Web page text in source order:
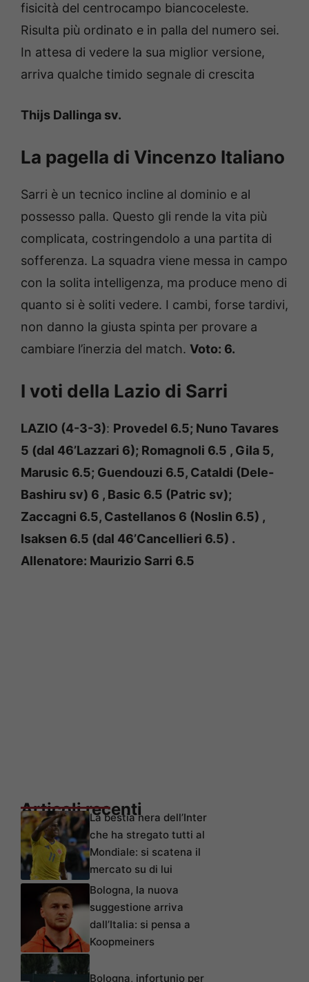
fisicità del centrocampo biancoceleste.
Risulta più ordinato e in palla del numero sei.
In attesa di vedere la sua miglior versione,
arriva qualche timido segnale di crescita
Thijs Dallinga sv.
La pagella di Vincenzo Italiano
Sarri è un tecnico incline al dominio e al
possesso palla. Questo gli rende la vita più
complicata, costringendolo a una partita di
sofferenza. La squadra viene messa in campo
con la solita intelligenza, ma produce meno di
quanto si è soliti vedere. I cambi, forse tardivi,
non danno la giusta spinta per provare a
cambiare l’inerzia del match. Voto: 6.
I voti della Lazio di Sarri
LAZIO (4-3-3): Provedel 6.5; Nuno Tavares
5 (dal 46’Lazzari 6); Romagnoli 6.5 , Gila 5,
Marusic 6.5; Guendouzi 6.5, Cataldi (Dele-
Bashiru sv) 6 , Basic 6.5 (Patric sv);
Zaccagni 6.5, Castellanos 6 (Noslin 6.5) ,
Isaksen 6.5 (dal 46’Cancellieri 6.5) .
Allenatore: Maurizio Sarri 6.5
Articoli recentiLa bestia nera dell’Inter
che ha stregato tutti al
Mondiale: si scatena il
mercato su di lui
Bologna, la nuova
suggestione arriva
dall’Italia: si pensa a
Koopmeiners
Bologna, infortunio per